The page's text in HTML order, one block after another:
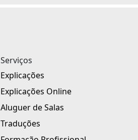
Serviços
Explicações
Explicações Online
Aluguer de Salas
Traduções